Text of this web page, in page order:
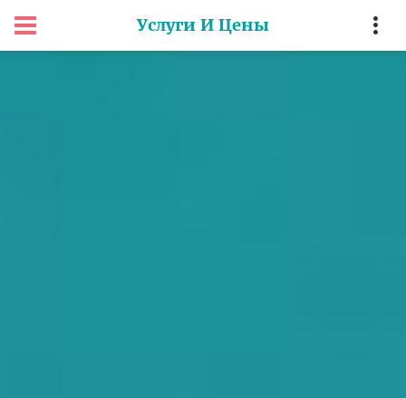
Услуги И Цены